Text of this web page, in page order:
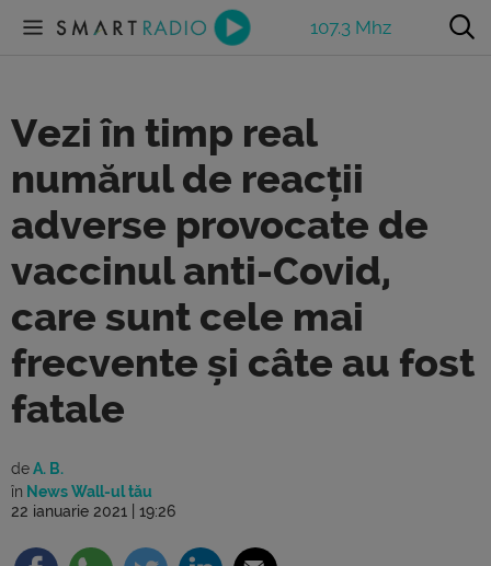
107.3 Mhz
Vezi în timp real
numărul de reacții
adverse provocate de
vaccinul anti-Covid,
care sunt cele mai
frecvente și câte au fost
fatale
deA. B.
în News Wall-ul tău
22 ianuarie 2021 | 19:26